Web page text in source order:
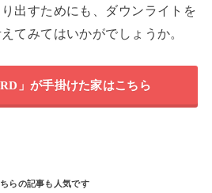
出すためにも、ダウンライトを
てみてはいかがでしょうか。
」が手掛けた家はこちら